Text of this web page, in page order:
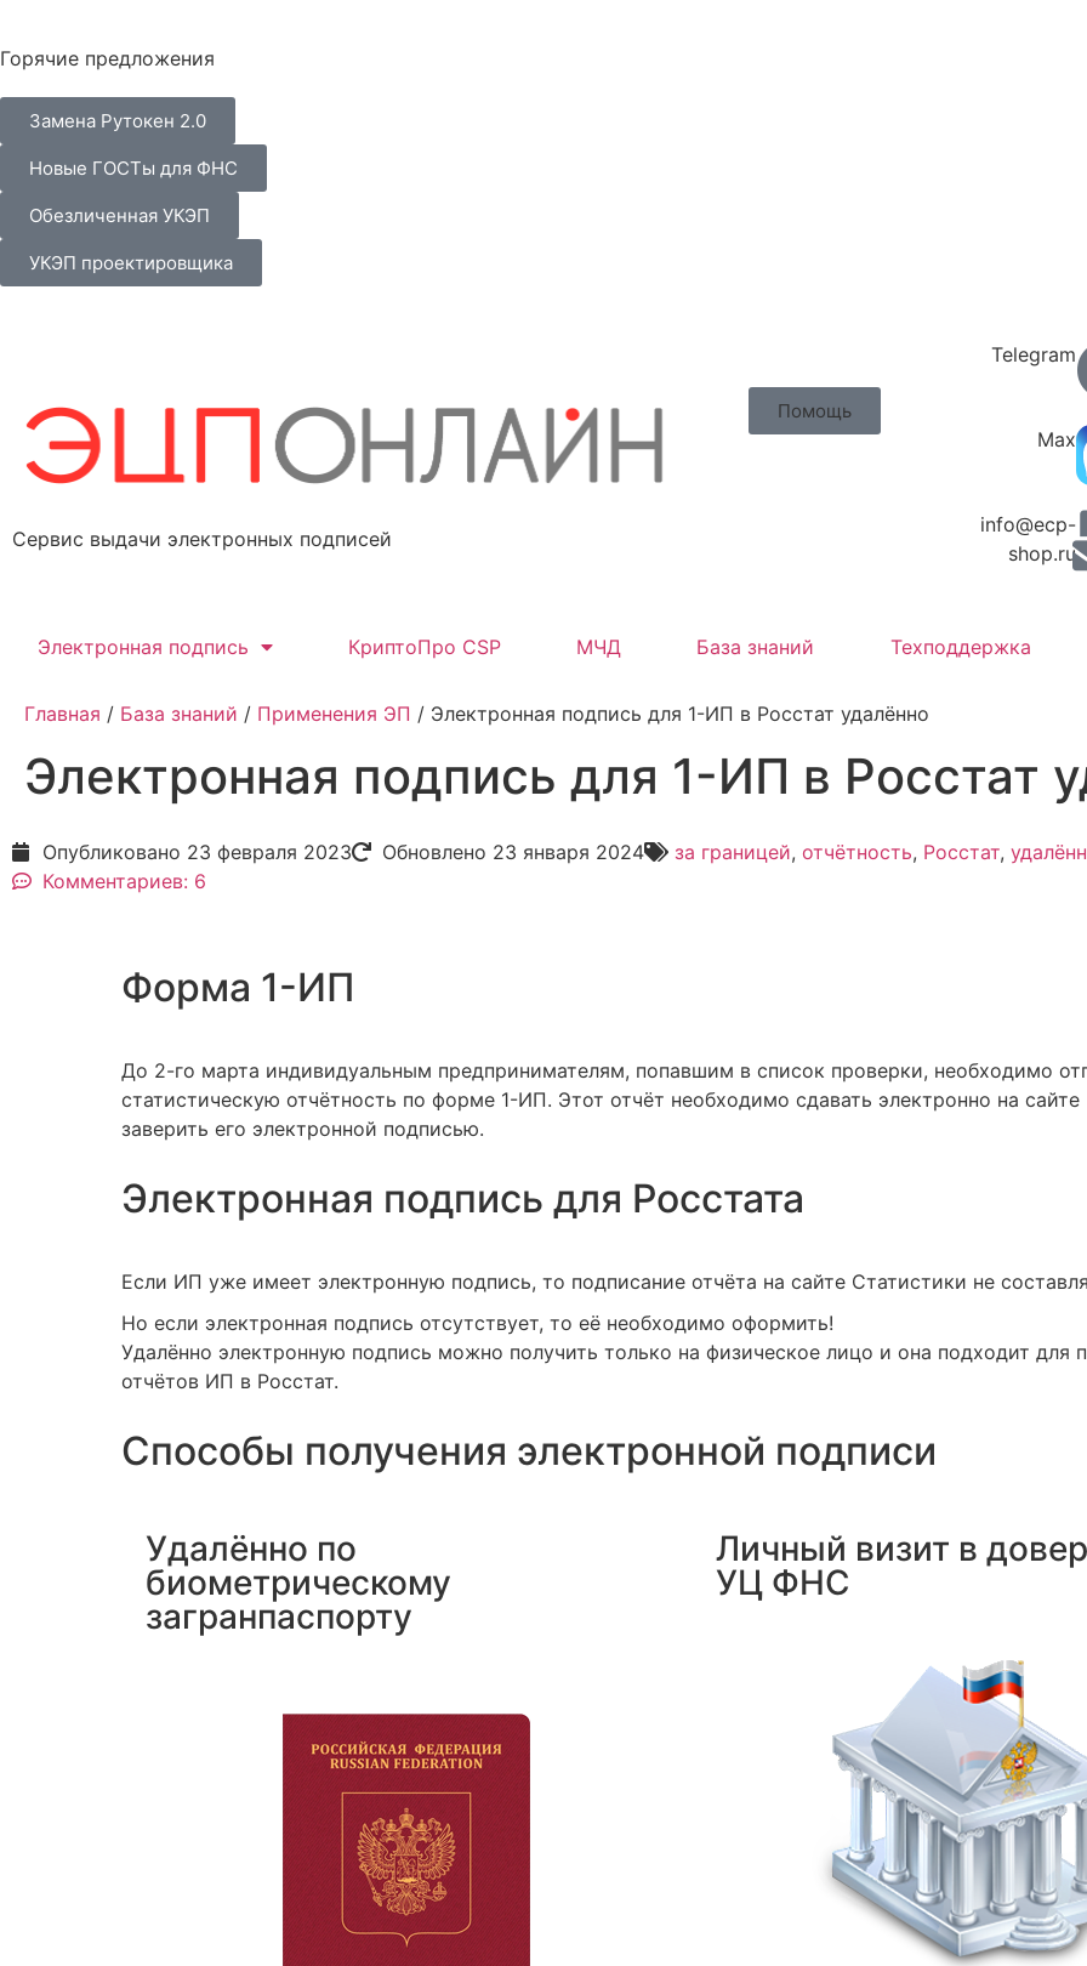
Горячие предложения
Замена Рутокен 2.0
Новые ГОСТы для ФНС
Обезличенная УКЭП
УКЭП проектировщика
Сервис выдачи электронных подписей
Помощь
Telegram
Max
info@ecp-
shop.ru
Электронная подпись КриптоПро CSP МЧД База знаний Техподдержка
Главная / База знаний / Применения ЭП / Электронная подпись для 1-ИП в Росстат удалённо
Электронная подпись для 1-ИП в Росстат
Опубликовано 23 февраля 2023 Обновлено 23 января 2024 за границей, отчётность, Росстат,
Комментариев: 6
Форма 1-ИП
До 2-го марта индивидуальным предпринимателям, попавшим в список проверки, необходимо
статистическую отчётность по форме 1-ИП. Этот отчёт необходимо сдавать электронно на сайте
заверить его электронной подписью.
Электронная подпись для Росстата
Если ИП уже имеет электронную подпись, то подписание отчёта на сайте Статистики не
Но если электронная подпись отсутствует, то её необходимо оформить!
Удалённо электронную подпись можно получить только на физическое лицо и она подходит для
отчётов ИП в Росстат.
Способы получения электронной подписи
Удалённо по
биометрическому
загранпаспорту
Личный визит в
УЦ ФНС